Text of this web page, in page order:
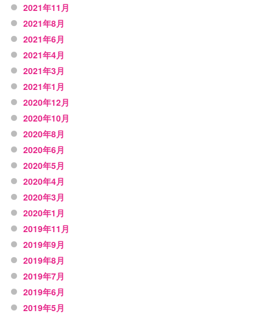
2021年11月
2021年8月
2021年6月
2021年4月
2021年3月
2021年1月
2020年12月
2020年10月
2020年8月
2020年6月
2020年5月
2020年4月
2020年3月
2020年1月
2019年11月
2019年9月
2019年8月
2019年7月
2019年6月
2019年5月